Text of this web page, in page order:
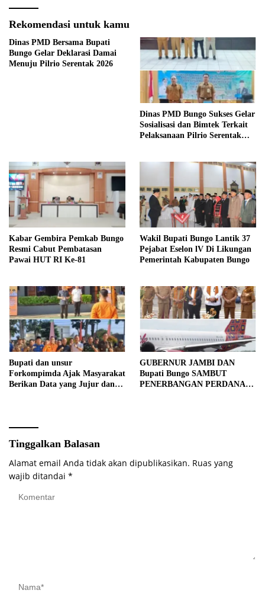
Rekomendasi untuk kamu
Dinas PMD Bersama Bupati
Bungo Gelar Deklarasi Damai
Menuju Pilrio Serentak 2026
Dinas PMD Bungo Sukses Gelar
Sosialisasi dan Bimtek Terkait
Pelaksanaan Pilrio Serentak
Kabar Gembira Pemkab Bungo
Resmi Cabut Pembatasan
Pawai HUT RI Ke-81
Wakil Bupati Bungo Lantik 37
Pejabat Eselon lV Di Likungan
Pemerintah Kabupaten Bungo
Bupati dan unsur
Forkompimda Ajak Masyarakat
Berikan Data yang Jujur dan
GUBERNUR JAMBI DAN
Bupati Bungo SAMBUT
PENERBANGAN PERDANA
Tinggalkan Balasan
Alamat email Anda tidak akan dipublikasikan. Ruas yang
wajib ditandai *